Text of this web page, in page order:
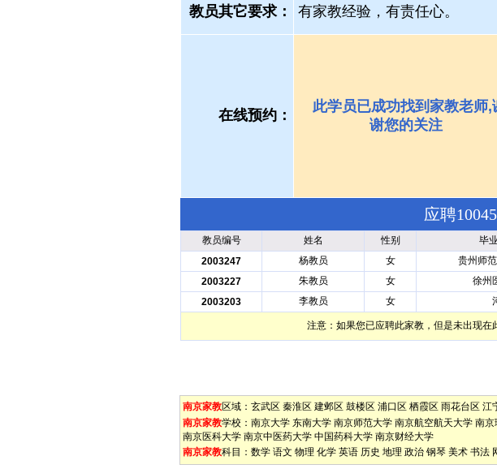
教员其它要求： 有家教经验，有责任心。
在线预约：
此学员已成功找到家教老师,
谢您的关注
应聘
教员编号 姓名 性别 毕
2003247
杨教员 女 贵州师
2003227
朱教员 女 徐州
2003203
李教员 女
注意：如果您已应聘此家教，但是未出现在
南京家教区域： 玄武区 秦淮区 建邺区 鼓楼区 浦口区 栖霞区 雨花台区 江
南京家教学校： 南京大学 东南大学 南京师范大学 南京航空航天大学 南京
南京医科大学 南京中医药大学 中国药科大学 南京财经大学
南京家教科目： 数学 语文 物理 化学 英语 历史 地理 政治 钢琴 美术 书法